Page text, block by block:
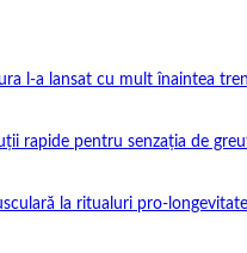
l-a lansat cu mult înaintea
rapide pentru senzația de
la ritualuri pro‑longevitate